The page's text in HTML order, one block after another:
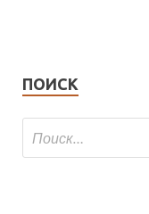
ПОИСК